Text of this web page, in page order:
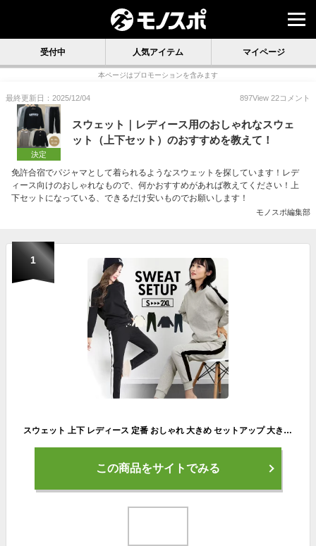
受付中 人気アイテム マイページ
本ページはプロモーションを含みます
最終更新日：2025/12/04 897View 22コメント
決定
スウェット｜レディース用のおしゃれなスウェ
ット（上下セット）のおすすめを教えて！
免許合宿でパジャマとして着られるようなスウェットを探しています！レデ
ィース向けのおしゃれなもので、何かおすすめがあれば教えてください！上
下セットになっている、できるだけ安いものでお願いします！
モノスポ編集部
1
スウェット 上下 レディース 定番 おしゃれ 大きめ セットアップ 大きいサイズ かわいい スポーツジム 部活 ウォーキング マラソン ダンス ヨガ 体操 ツーピース シンプル 運動 上下セット ルームウェア カジュアル パジャマ トレーナー
この商品をサイトでみる